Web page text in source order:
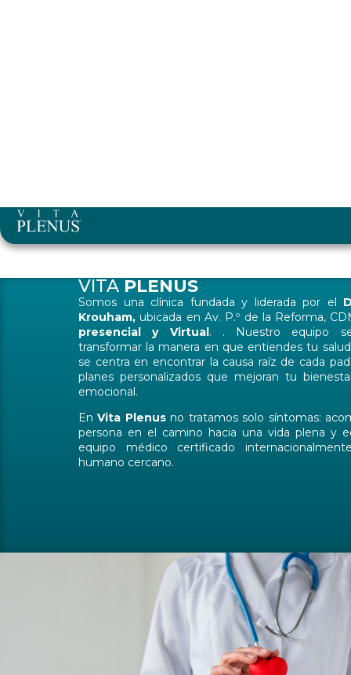
VITAPLENUS
Somos una clínica fundada y liderada por el
Krouham,ubicada en Av. P.º de la Reforma,
presencial
y Virtual . . Nuestro equipo
transformar la manera en que entiendes tu
se centra en encontrar la causa raíz de cada
planes personalizados que mejoran tu
emocional.
EnVita Plenusno tratamos solo síntomas:
persona en el camino hacia una vida plena y